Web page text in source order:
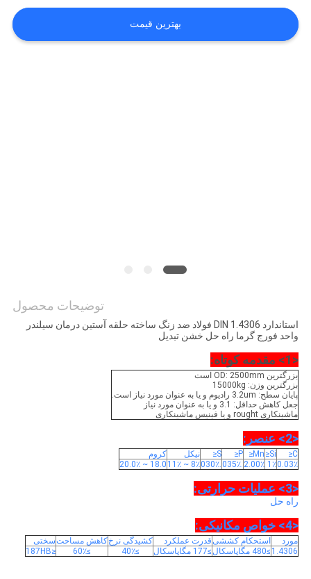
درخواست
نقل قول
بهترین قیمت
توضیحات محصول
استاندارد DIN 1.4306 فولاد ضد زنگ ساخته حلقه آستین درمان سیلندر
واحد فورج گرما راه حل خشن تبدیل
<1> مقدمه کوتاه:
بزرگترین OD: 2500mm است
بزرگترین وزن: 15000kg
پایان سطح: 3.2um رادیوم و یا به عنوان مورد نیاز است.
جعل کاهش حداقل: 3.1 و یا به عنوان مورد نیاز
ماشینکاری rought و یا فینیس ماشینکاری
<2> عنصر:
C≤
Si≤
Mn≤
P≤
S≤ نیکل
کروم
0.03٪1٪ 2.00٪ .035٪ .030٪ 8٪ ~ 11٪ 18.0 ~ 20.0٪
<3> عملیات حرارتی:
راه حل
<4> خواص مکانیکی:
مورد استحکام کششیقدرت عملکرد کشیدگی نرخکاهش مساحتسختی
1.4306 ≥480 مگاپاسکال ≥177 مگاپاسکال ≥40٪ ≥60٪ ≤187HB